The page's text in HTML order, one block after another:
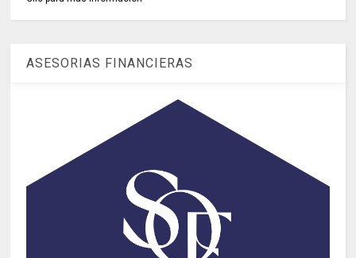
ASESORIAS FINANCIERAS